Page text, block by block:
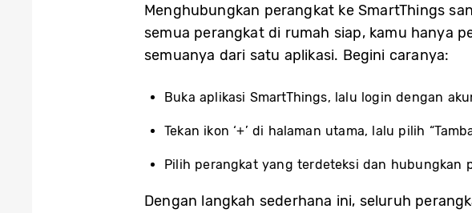
Menghubungkan perangkat ke SmartThings
semua perangkat di rumah siap, kamu hanya
semuanya dari satu aplikasi. Begini caranya:
Buka aplikasi SmartThings, lalu login dengan
Tekan ikon ‘+’ di halaman utama, lalu pilih
Pilih perangkat yang terdeteksi dan hubungkan
Dengan langkah sederhana ini, seluruh